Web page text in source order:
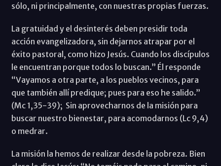
sólo, ni principalmente, con nuestras propias fuerzas.
La gratuidad y el desinterés deben presidir toda
acción evangelizadora, sin dejarnos atrapar por el
éxito pastoral, como hizo Jesús. Cuando los discípulos
le encuentran porque todos lo buscan.” Él responde
“Vayamos a otra parte, a los pueblos vecinos, para
que también allí predique; pues para eso he salido.”
(Mc 1,35-39); Sin aprovecharnos de la misión para
buscar nuestro bienestar, para acomodarnos (Lc 9,4)
o medrar.
La misión la hemos de realizar desde la pobreza. Bien